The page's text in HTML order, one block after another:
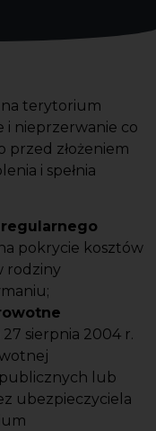
terytorium
i nieprzerwanie co
przed złożeniem
i spełnia
pokrycie kosztów
rodziny
sierpnia 2004 r.
lub
ubezpieczyciela